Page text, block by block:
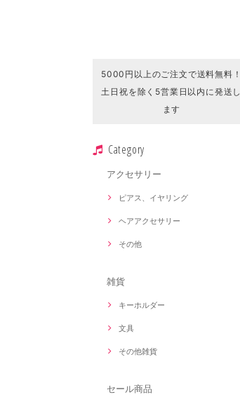
5000円以上のご注文で送料無料！
土日祝を除く5営業日以内に発送し
ます
Category
アクセサリー
ピアス、イヤリング
ヘアアクセサリー
その他
雑貨
キーホルダー
文具
その他雑貨
セール商品